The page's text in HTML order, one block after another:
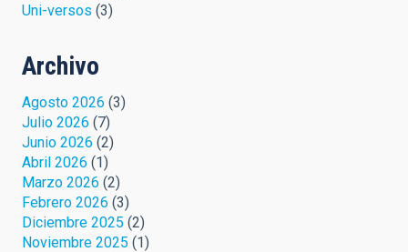
Uni-versos (3)
Archivo
Agosto 2026 (3)
Julio 2026 (7)
Junio 2026 (2)
Abril 2026 (1)
Marzo 2026 (2)
Febrero 2026 (3)
Diciembre 2025 (2)
Noviembre 2025 (1)